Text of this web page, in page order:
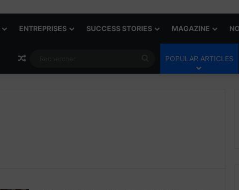
ENTREPRISES SUCCESS STORIES MAGAZINE
Rechercher
POPULAR ARTICLES